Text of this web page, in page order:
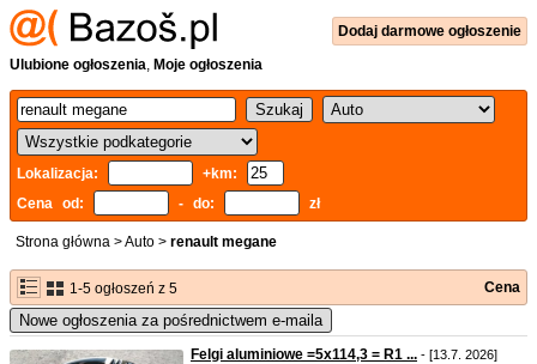
Dodaj darmowe ogłoszenie
Ulubione ogłoszenia, Moje ogłoszenia
Lokalizacja:
+km:
Cena od:
- do: zł
Strona główna >Auto > renault megane
1-5 ogłoszeń z 5 Cena
Nowe ogłoszenia za pośrednictwem e-maila
Felgi aluminiowe =5x114,3 = R1 ... - [13.7. 2026]